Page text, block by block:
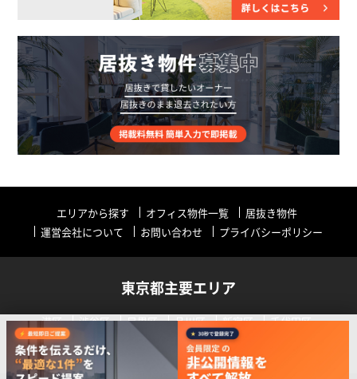
エリアから探す オフィス物件一覧
居抜き物件
運営会社について
お問い合わせ プライバシーポリシー
東京都主要エリア
港区 渋谷区 目黒区 品川区 新宿区
千代田区
世田谷区 中野区